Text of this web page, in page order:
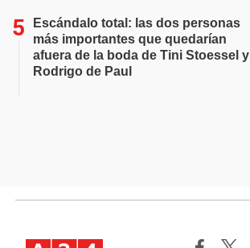
Escándalo total: las dos personas
más importantes que quedarían
afuera de la boda de Tini Stoessel y
Rodrigo de Paul